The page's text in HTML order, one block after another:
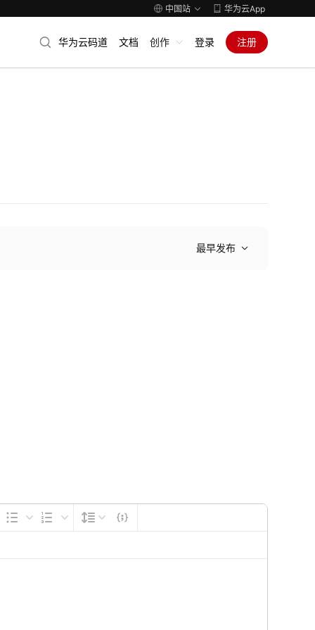
中国站 华为云App
华为云码道 文档 创作 登录 注册
最早发布